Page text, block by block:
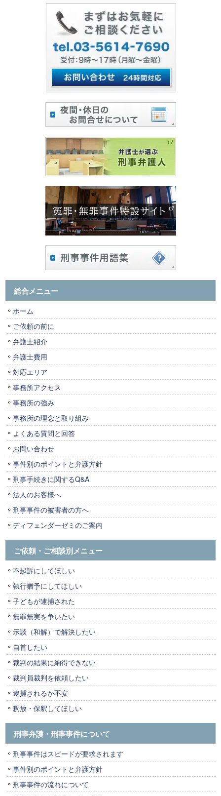
総合メニュー
ホーム
ご依頼の前に
弁護士紹介
弁護士費用
対応エリア
事務所アクセス
事務所の強み
事務所の理念と取り組み
よくある質問と回答
お問い合わせ
事件別のポイントと弁護方針
刑事手続きに関するQ&A
法人のお客様へ
刑事事件の被害者の方へ
ディフェンダーゼミのご案内
ご依頼・ご相談別メニュー
不起訴にしてほしい
執行猶予にしてほしい
子どもが逮捕された
無罪無実を争いたい
示談（和解）で解決したい
自首したい
裁判の結果に納得できない
裁判員裁判を依頼したい
逮捕されるか不安
釈放・保釈してほしい
刑事弁護・刑事事件について
刑事事件はスピードが要求されます
事件別のポイントと弁護方針
刑事事件の流れについて